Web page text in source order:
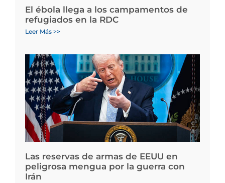
El ébola llega a los campamentos de
refugiados en la RDC
Leer Más >>
Las reservas de armas de EEUU en
peligrosa mengua por la guerra con
Irán